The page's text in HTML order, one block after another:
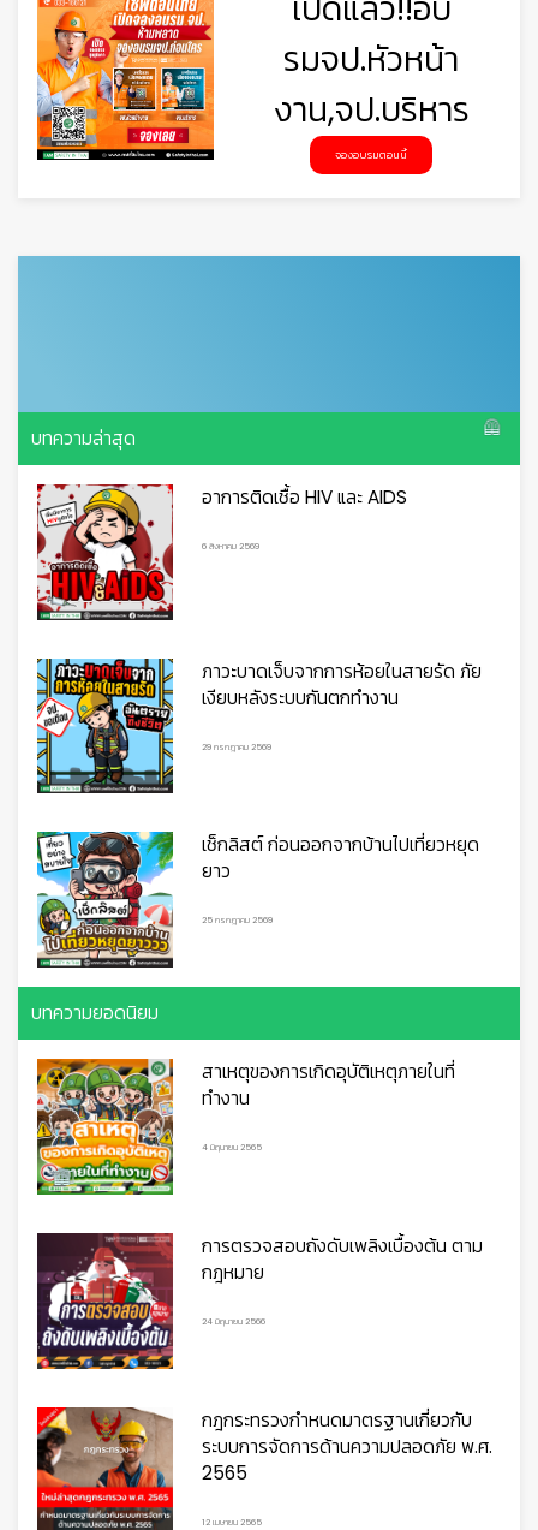
รมจป.หัวหน้า
งาน,จป.บริหาร
จองอบรมตอนนี้
บทความล่าสุด
อาการติดเชื้อ HIV และ AIDS
6 สิงหาคม 2569
ภาวะบาดเจ็บจากการห้อยในสายรัด ภัย
เงียบหลังระบบกันตกทำงาน
29 กรกฎาคม 2569
เช็กลิสต์ ก่อนออกจากบ้านไปเที่ยวหยุด
ยาว
25 กรกฎาคม 2569
บทความยอดนิยม
สาเหตุของการเกิดอุบัติเหตุภายในที่
ทำงาน
4 มิถุนายน 2565
การตรวจสอบถังดับเพลิงเบื้องต้น ตาม
กฎหมาย
24 มิถุนายน 2566
กฎกระทรวงกำหนดมาตรฐานเกี่ยวกับ
ระบบการจัดการด้านความปลอดภัย พ.ศ.
2565
12 เมษายน 2565